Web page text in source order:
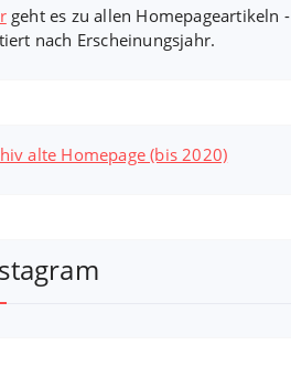
geht es zu allen Homepageartikeln -
nach Erscheinungsjahr.
alte Homepage (bis 2020)